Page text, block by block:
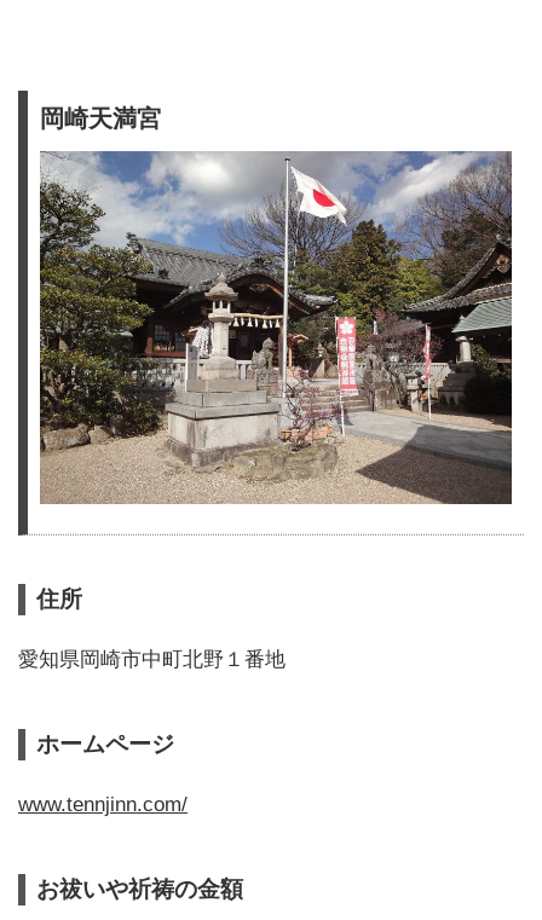
岡崎天満宮
住所
愛知県岡崎市中町北野１番地
ホームページ
www.tennjinn.com/
お祓いや祈祷の金額